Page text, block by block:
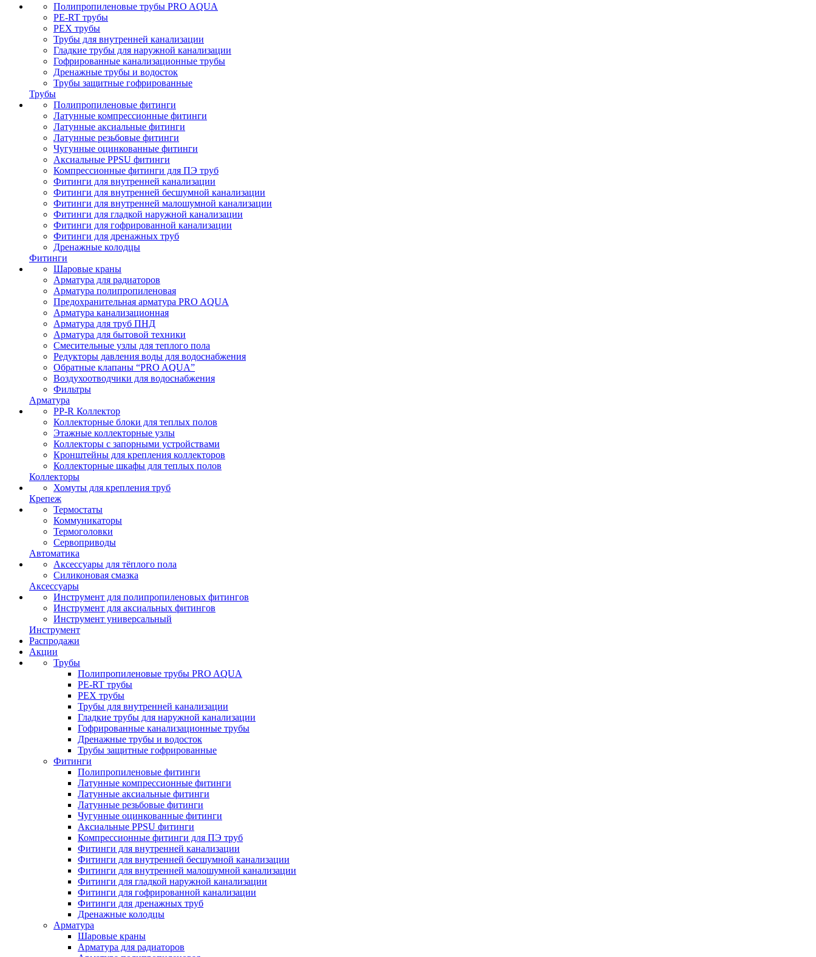
Полипропиленовые трубы PRO AQUA
PE-RT трубы
PEX трубы
Трубы для внутренней канализации
Гладкие трубы для наружной канализации
Гофрированные канализационные трубы
Дренажные трубы и водосток
Трубы защитные гофрированные
Трубы
Полипропиленовые фитинги
Латунные компрессионные фитинги
Латунные аксиальные фитинги
Латунные резьбовые фитинги
Чугунные оцинкованные фитинги
Аксиальные PPSU фитинги
Компрессионные фитинги для ПЭ труб
Фитинги для внутренней канализации
Фитинги для внутренней бесшумной канализации
Фитинги для внутренней малошумной канализации
Фитинги для гладкой наружной канализации
Фитинги для гофрированной канализации
Фитинги для дренажных труб
Дренажные колодцы
Фитинги
Шаровые краны
Арматура для радиаторов
Арматура полипропиленовая
Предохранительная арматура PRO AQUA
Арматура канализационная
Арматура для труб ПНД
Арматура для бытовой техники
Смесительные узлы для теплого пола
Редукторы давления воды для водоснабжения
Обратные клапаны “PRO AQUA”
Воздухоотводчики для водоснабжения
Фильтры
Арматура
PP-R Коллектор
Коллекторные блоки для теплых полов
Этажные коллекторные узлы
Коллекторы с запорными устройствами
Кронштейны для крепления коллекторов
Коллекторные шкафы для теплых полов
Коллекторы
Хомуты для крепления труб
Крепеж
Термостаты
Коммуникаторы
Термоголовки
Сервоприводы
Автоматика
Аксессуары для тёплого пола
Силиконовая смазка
Аксессуары
Инструмент для полипропиленовых фитингов
Инструмент для аксиальных фитингов
Инструмент универсальный
Инструмент
Распродажи
Акции
Трубы
Полипропиленовые трубы PRO AQUA
PE-RT трубы
PEX трубы
Трубы для внутренней канализации
Гладкие трубы для наружной канализации
Гофрированные канализационные трубы
Дренажные трубы и водосток
Трубы защитные гофрированные
Фитинги
Полипропиленовые фитинги
Латунные компрессионные фитинги
Латунные аксиальные фитинги
Латунные резьбовые фитинги
Чугунные оцинкованные фитинги
Аксиальные PPSU фитинги
Компрессионные фитинги для ПЭ труб
Фитинги для внутренней канализации
Фитинги для внутренней бесшумной канализации
Фитинги для внутренней малошумной канализации
Фитинги для гладкой наружной канализации
Фитинги для гофрированной канализации
Фитинги для дренажных труб
Дренажные колодцы
Арматура
Шаровые краны
Арматура для радиаторов